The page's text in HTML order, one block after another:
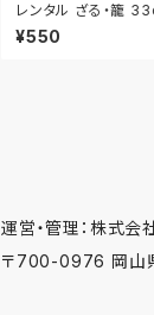
レンタル ざる・籠
9
¥550
運営・管理：株式会
〒700-0976 岡山